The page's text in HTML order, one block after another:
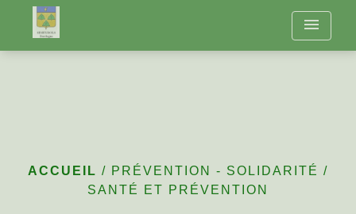
menu
ACCUEIL / PRÉVENTION - SOLIDARITÉ /
SANTÉ ET PRÉVENTION